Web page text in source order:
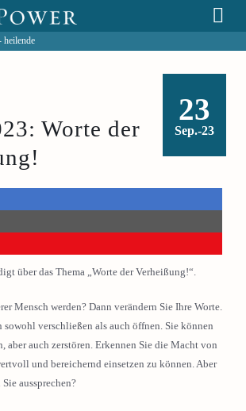
heilende
23
Sep.-23
Worte der
über das Thema „Worte der Verheißung!“.
Mensch werden? Dann verändern Sie Ihre Worte.
sowohl verschließen als auch öffnen. Sie können
aber auch zerstören. Erkennen Sie die Macht von
und bereichernd einsetzen zu können. Aber
aussprechen?